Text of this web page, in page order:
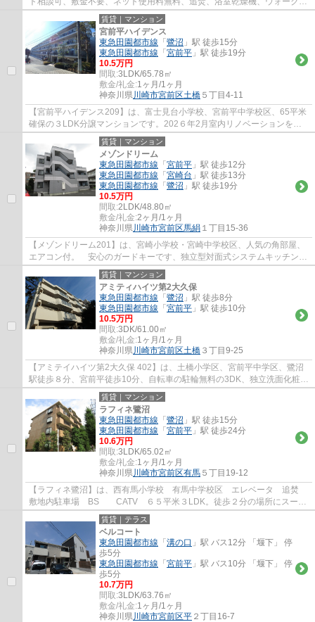
ンクローゼット、システムキッチン、TVイン...
賃貸｜マンション
宮前平ハイデンス
東急田園都市線 「 鷺沼 」駅 徒歩15分
東急田園都市線 「 宮前平 」駅 徒歩19分
10.5万円
間取:3LDK/65.78㎡
敷金/礼金:1ヶ月/1ヶ月
神奈川県川崎市宮前区土橋 ５丁目4-11
【宮前平ハイデンス209】は、富士見台小学校、宮前平中学校区、65平米
確保の３LDK分譲マンションです。202６年2月室内リノベーションを施
し、きれいな室内空間へ生まれ変わりました。...
賃貸｜マンション
メゾンドリーム
東急田園都市線 「 宮前平 」駅 徒歩12分
東急田園都市線 「 宮崎台 」駅 徒歩13分
東急田園都市線 「 鷺沼 」駅 徒歩19分
10.5万円
間取:2LDK/48.80㎡
敷金/礼金:2ヶ月/1ヶ月
神奈川県川崎市宮前区馬絹 １丁目15-36
【メゾンドリーム201】は、宮崎小学校・宮崎中学校区、人気の角部屋、
エアコン付。 安心のガードキーです、独立型対面式システムキッチン、
浴室は追い炊き機能付。閑静な住宅街に見晴...
賃貸｜マンション
アミティハイツ第2大久保
東急田園都市線 「 鷺沼 」駅 徒歩8分
東急田園都市線 「 宮前平 」駅 徒歩10分
10.5万円
間取:3DK/61.00㎡
敷金/礼金:1ヶ月/1ヶ月
神奈川県川崎市宮前区土橋 ３丁目9-25
【アミテイハイツ第2大久保 402】は、土橋小学区、宮前平中学区、鷺沼
駅徒歩８分、宮前平徒歩10分、自転車の駐輪無料の3DK、独立洗面化粧
台、エアコン2基、南西向き、追い焚き付、温水...
賃貸｜マンション
ラフィネ鷺沼
東急田園都市線 「 鷺沼 」駅 徒歩15分
東急田園都市線 「 宮前平 」駅 徒歩24分
10.6万円
間取:3LDK/65.02㎡
敷金/礼金:1ヶ月/1ヶ月
神奈川県川崎市宮前区有馬 ５丁目19-12
【ラフィネ鷺沼】は、西有馬小学校 有馬中学校区 エレベータ 追焚
敷地内駐車場 BS CATV ６５平米３LDK。徒歩２分の場所にスーパ
ーあり 鷺沼駅、武蔵小杉駅、センター北駅に...
賃貸｜テラス
ベルコート
東急田園都市線 「 溝の口 」駅 バス12分 「堰下」 停
歩5分
東急田園都市線 「 宮前平 」駅 バス10分 「堰下」 停
歩5分
10.7万円
間取:3LDK/63.76㎡
敷金/礼金:1ヶ月/1ヶ月
神奈川県川崎市宮前区平 ２丁目16-7